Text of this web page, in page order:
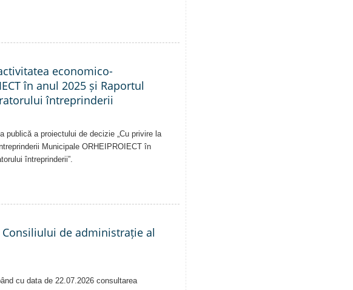
economico-
în anul 2025 și Raportul
întreprinderii
publică a proiectului de decizie „Cu privire la
Municipale ORHEIPROIECT în
întreprinderii”.
de administrație al
cu data de 22.07.2026 consultarea